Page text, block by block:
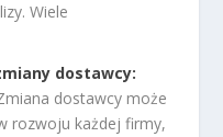
Wiele
dostawcy:
dostawcy może
rozwoju każdej firmy,